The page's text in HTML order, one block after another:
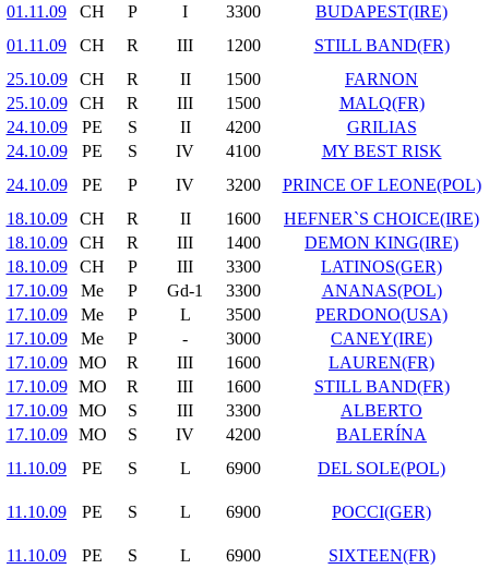
01.11.09
CH P I 3300
BUDAPEST(IRE)
01.11.09
CH R III 1200
STILL BAND(FR)
25.10.09
CH R II 1500
FARNON
25.10.09
CH R III 1500
MALQ(FR)
24.10.09
PE S II 4200
GRILIAS
24.10.09
PE S IV 4100
MY BEST RISK
24.10.09
PE P IV 3200
PRINCE OF LEONE(POL)
18.10.09
CH R II 1600
HEFNER`S CHOICE(IRE)
18.10.09
CH R III 1400
DEMON KING(IRE)
18.10.09
CH P III 3300
LATINOS(GER)
17.10.09
Me P Gd-1 3300
ANANAS(POL)
17.10.09
Me P L 3500
PERDONO(USA)
17.10.09
Me P - 3000
CANEY(IRE)
17.10.09
MO R III 1600
LAUREN(FR)
17.10.09
MO R III 1600
STILL BAND(FR)
17.10.09
MO S III 3300
ALBERTO
17.10.09
MO S IV 4200
BALERÍNA
11.10.09
PE S L 6900 DEL SOLE(POL)
11.10.09 PE S L 6900 POCCI(GER)
11.10.09 PE S L 6900 SIXTEEN(FR)